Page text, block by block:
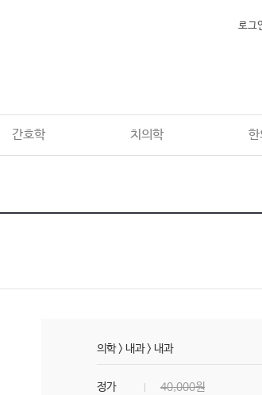
로그
간호학 치의학 한
의학> 내과> 내과
정가 40,000원